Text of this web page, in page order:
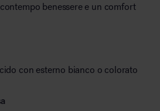
benessere e un comfort
con esterno bianco o colorato